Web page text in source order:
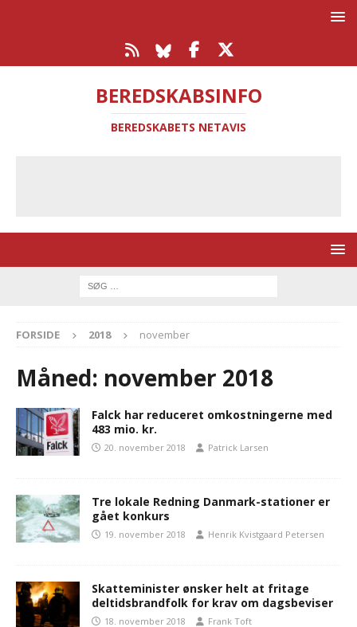
BEREDSKABSINFO
BEREDSKABETS NETAVIS
FORSIDE 2018 november
Måned: november 2018
Falck har reduceret omkostningerne med
483 mio. kr.
20. november 2018 Patrick Larsen
Tre lokale Redning Danmark-stationer er
gået konkurs
19. november 2018 Henrik Kvistgaard Petersen
Skatteminister ønsker helt at fritage
deltidsbrandfolk for krav om dagsbeviser
18. november 2018 Frank Toft